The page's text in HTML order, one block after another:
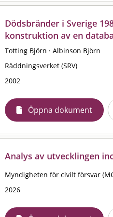
Dödsbränder i Sverige
konstruktion av en
Totting Björn · Albinson Björn
Räddningsverket (SRV)
2002
Öppna dokument
Analys av utvecklingen
Myndigheten för civilt försvar
2026